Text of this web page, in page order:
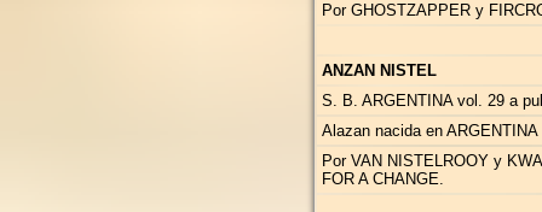
Por GHOSTZAPPER y
ANZAN NISTEL
S. B. ARGENTINA vol. 29 a
Alazan nacida en
Por VAN NISTELROOY y
FOR A CHANGE.